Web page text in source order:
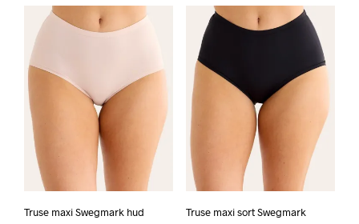
Truse maxi Swegmark hud Truse maxi sort Swegmark